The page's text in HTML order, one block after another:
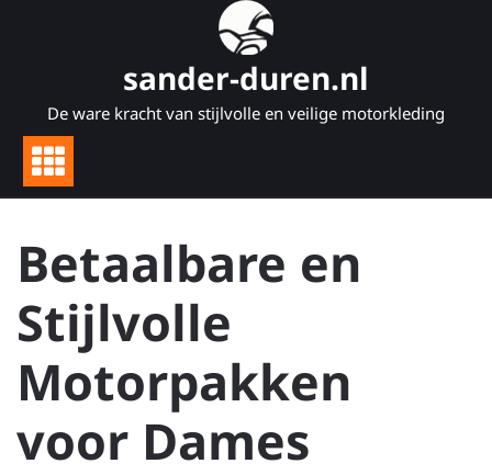
sander-duren.nl
De ware kracht van stijlvolle en veilige motorkleding
Betaalbare en
Stijlvolle
Motorpakken
voor Dames